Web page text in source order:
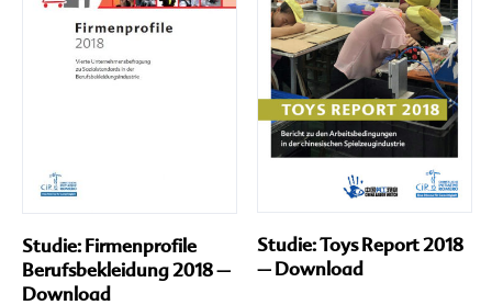
Studie: Firmenprofile
Berufsbekleidung 2018 –
Download
Studie: Toys Report 2018
– Download